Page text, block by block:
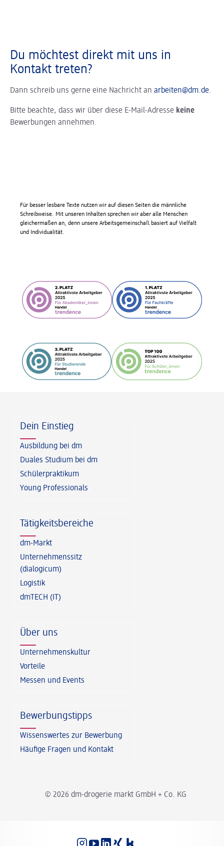
Du möchtest direkt mit uns in
Kontakt treten?
Dann schreib uns gerne eine Nachricht an arbeiten@dm.de.
Bitte beachte, dass wir über diese E-Mail-Adresse keine
Bewerbungen annehmen.
Für besser lesbare Texte nutzen wir auf diesen Seiten die männliche
Schreibweise. Mit unseren Inhalten sprechen wir aber alle Menschen
gleichermaßen an, denn unsere Arbeitsgemeinschaft basiert auf Vielfalt
und Individualität.
© 2026 dm-drogerie markt GmbH + Co. KG
Dein Einstieg
Ausbildung bei dm
Duales Studium bei dm
Schülerpraktikum
Young Professionals
Tätigkeitsbereiche
dm-Markt
Unternehmenssitz
(dialogicum)
Logistik
dmTECH (IT)
Über uns
Unternehmenskultur
Vorteile
Messen und Events
Bewerbungstipps
Wissenswertes zur Bewerbung
Häufige Fragen und Kontakt